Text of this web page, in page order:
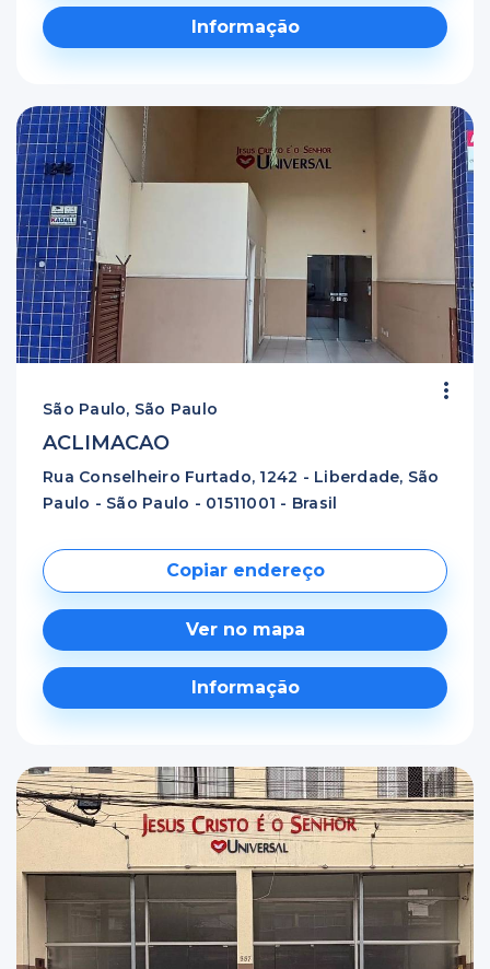
Informação
São Paulo, São Paulo
ACLIMACAO
Rua Conselheiro Furtado, 1242 - Liberdade, São
Paulo - São Paulo - 01511001 - Brasil
Copiar endereço
Ver no mapa
Informação